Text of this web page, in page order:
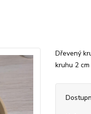
Dřevený
kruhu 2